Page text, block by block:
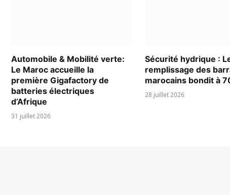
Automobile & Mobilité verte:
Le Maroc accueille la
première Gigafactory de
batteries électriques
d’Afrique
31 juillet 2026
Sécurité hydrique :
remplissage des
marocains bondit à
28 juillet 2026